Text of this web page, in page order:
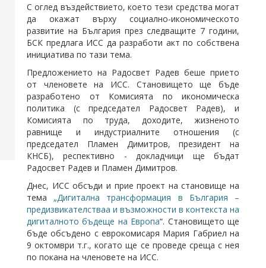
С оглед въздействието, което тези средства могат
да окажат върху социално-икономическото
развитие на България през следващите 7 години,
БСК предлага ИСС да разработи акт по собствена
инициатива по тази тема.
Предложението на Радосвет Радев беше прието
от членовете на ИСС. Становището ще бъде
разработено от Комисията по икономическа
политика (с председател Радосвет Радев), и
Комисията по труда, доходите, жизненото
равнище и индустриалните отношения (с
председател Пламен Димитров, президент на
КНСБ), респективно - докладчици ще бъдат
Радосвет Радев и Пламен Димитров.
Днес, ИСС обсъди и прие проект на становище на
тема „Дигитална трансформация в България –
предизвикателстваа и възможности в контекста на
дигиталното бъдеще на Европа“. Становището ще
бъде обсъдено с еврокомисаря Мария Габриел на
9 октомври т.г., когато ще се проведе среща с нея
по покана на членовете на ИСС.